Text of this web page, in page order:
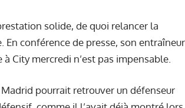
solide, de quoi relancer la
En conférence de presse, son entraîneur
City mercredi n’est pas impensable.
pourrait retrouver un défenseur